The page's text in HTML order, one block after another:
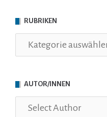
RUBRIKEN
Rubriken
AUTOR/INNEN